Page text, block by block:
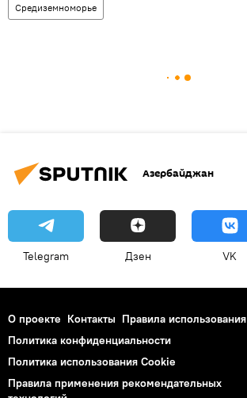
Средиземноморье
Азербайджан
Telegram Дзен VK
О проекте Контакты Правила использования
Политика конфиденциальности
Политика использования Cookie
Правила применения рекомендательных